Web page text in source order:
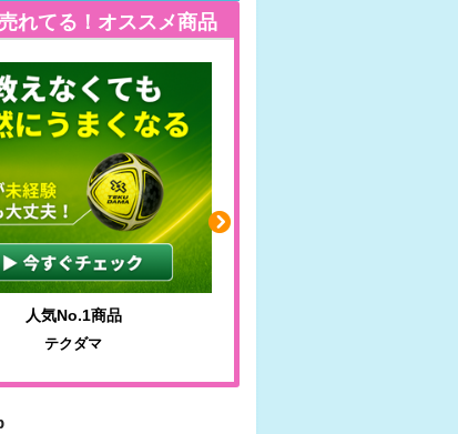
れてる！オススメ商品
人気No.1商品
テクダマ